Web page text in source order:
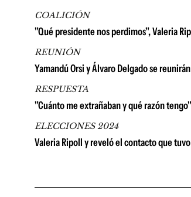
COALICIÓN
"Qué presidente nos perdimos", Valeria
REUNIÓN
Yamandú Orsi y Álvaro Delgado se
RESPUESTA
"Cuánto me extrañaban y qué razón
ELECCIONES 2024
Valeria Ripoll y reveló el contacto que